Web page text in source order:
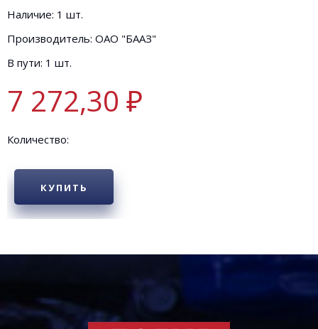
Наличие: 1 шт.
Производитель: ОАО "БААЗ"
В пути: 1 шт.
7 272,30 ₽
Количество:
КУПИТЬ